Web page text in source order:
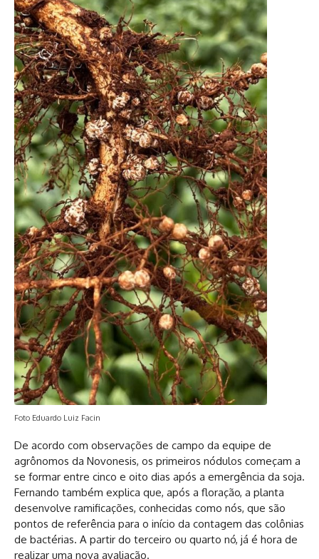
Foto Eduardo Luiz Facin
De acordo com observações de campo da equipe de
agrônomos da Novonesis, os primeiros nódulos começam a
se formar entre cinco e oito dias após a emergência da soja.
Fernando também explica que, após a floração, a planta
desenvolve ramificações, conhecidas como nós, que são
pontos de referência para o início da contagem das colônias
de bactérias. A partir do terceiro ou quarto nó, já é hora de
realizar uma nova avaliação.